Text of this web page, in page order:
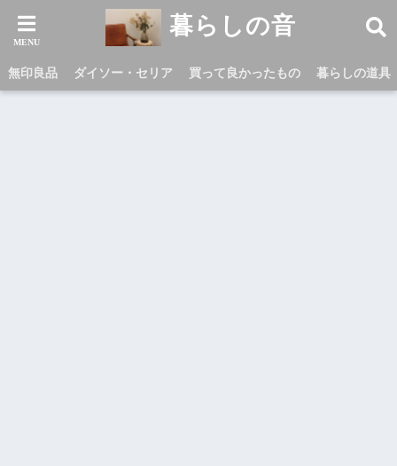
暮らしの音
無印良品 ダイソー・セリア 買って良かったもの 暮らしの道具